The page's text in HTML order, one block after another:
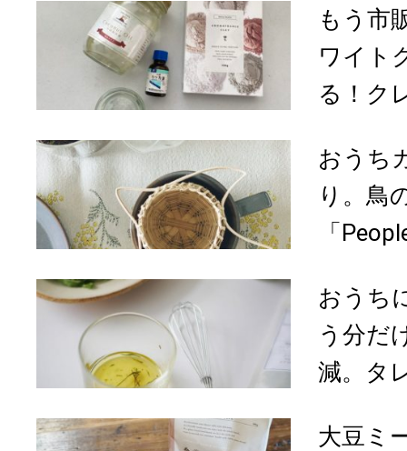
もう市
ワイト
る！ク
おうち
り。鳥
「
おうち
う分だ
減。タ
大豆ミ